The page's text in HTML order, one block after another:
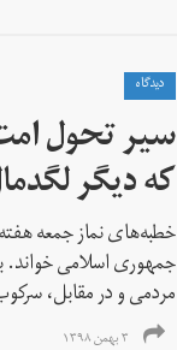
دیدگاه
سیر تحول
که دیگر
خطبه‌های نماز جمعه
جمهوری اسلامی خواند.
مردمی و در مقابل،
۳ بهمن ۱۳۹۸